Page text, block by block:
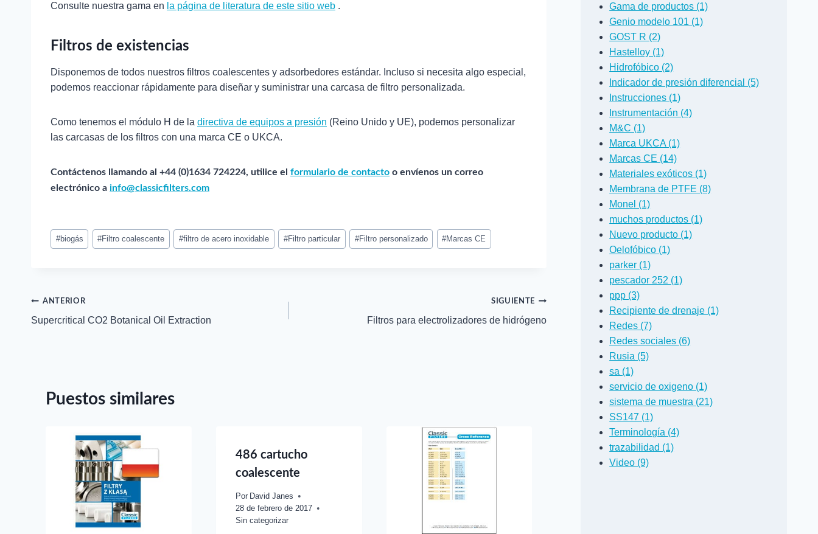
Consulte nuestra gama en la página de literatura de este sitio web .
Filtros de existencias
Disponemos de todos nuestros filtros coalescentes y adsorbedores estándar. Incluso si necesita algo especial,
podemos reaccionar rápidamente para diseñar y suministrar una carcasa de filtro personalizada.
Como tenemos el módulo H de la directiva de equipos a presión (Reino Unido y UE), podemos personalizar
las carcasas de los filtros con una marca CE o UKCA.
Contáctenos llamando al +44 (0)1634 724224, utilice el formulario de contacto o envíenos un correo
electrónico a info@classicfilters.com
Etiquetas
del
#biogás #Filtro coalescente #filtro de acero inoxidable #Filtro particular #Filtro personalizado #Marcas CE
Navegación
de
ANTERIOR
Supercritical CO2 Botanical Oil Extraction
SIGUIENTE
Filtros para electrolizadores de hidrógeno
Puestos similares
486 cartucho
coalescente
Por David Janes
28 de febrero de 2017
Sin categorizar
Gama de productos (1)
Genio modelo 101 (1)
GOST R (2)
Hastelloy (1)
Hidrofóbico (2)
Indicador de presión diferencial (5)
Instrucciones (1)
Instrumentación (4)
M&C (1)
Marca UKCA (1)
Marcas CE (14)
Materiales exóticos (1)
Membrana de PTFE (8)
Monel (1)
muchos productos (1)
Nuevo producto (1)
Oelofóbico (1)
parker (1)
pescador 252 (1)
ppp (3)
Recipiente de drenaje (1)
Redes (7)
Redes sociales (6)
Rusia (5)
sa (1)
servicio de oxigeno (1)
sistema de muestra (21)
SS147 (1)
Terminología (4)
trazabilidad (1)
Video (9)